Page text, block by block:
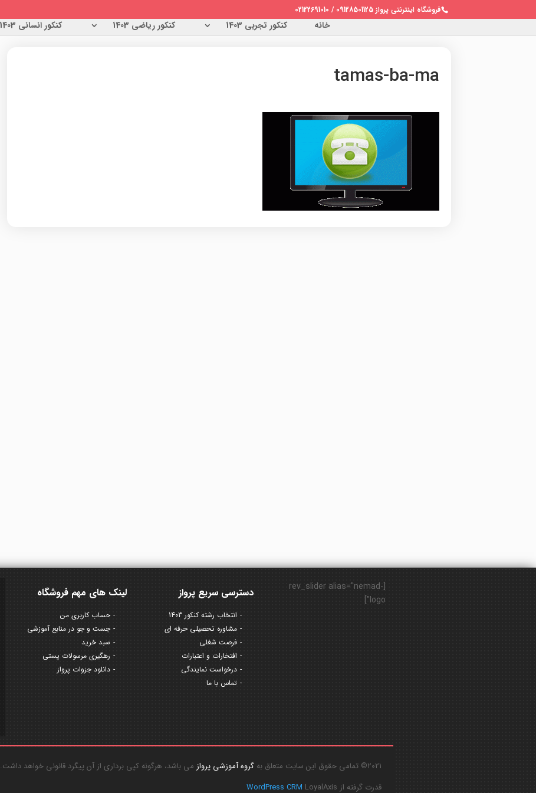
فروشگاه اینترنتی پرواز 09128501125 / 02122691010
خانه کنکور تجربی 1403 کنکور ریاضی 1403 کنکور انسانی 1403
tamas-ba-ma
لینک های مهم فروشگاه
حساب کاربری من
جست و جو در منابع آموزشی
سبد خرید
رهگیری مرسولات پستی
دانلود جزوات پرواز
دسترسی سریع پرواز
انتخاب رشته کنکور 1403
مشاوره تحصیلی حرفه ای
فرصت شغلی
افتخارات و اعتبارات
درخواست نمایندگی
تماس با ما
[rev_slider alias="nemad-
logo"]
2021© تمامی حقوق این سایت متعلق به گروه آموزشی پروازمی باشد، هرگونه کپی برداری از آن پیگرد قانونی خواهد داشت.
قدرت گرفته از
WordPress CRM LoyalAxis